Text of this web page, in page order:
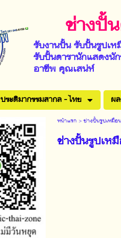
ช่างปั้
รับงานปั้น รับปั้นรูปเห
รับปั้นดารานักแสดง
อาชีพ คุณเสน่ห์
ประติมากรรมสากล - ไทย ผ
หน้าแรก > ช่างปั้นรูปเหมือน
ช่างปั้นรูปเห